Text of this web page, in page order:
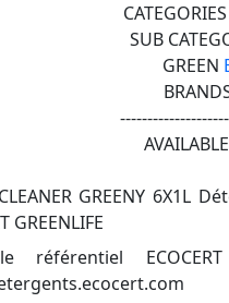
CATEGORIES
SUB
GREEN
--------------------
AVAILABLE
GREENY
GREENLIFE
référentiel